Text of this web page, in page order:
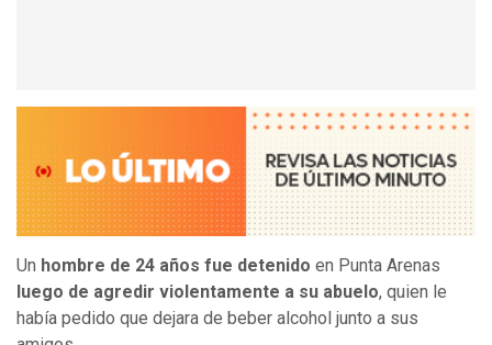
Un hombre de 24 años fue detenido en Punta Arenas
luego de agredir violentamente a su abuelo, quien le
había pedido que dejara de beber alcohol junto a sus